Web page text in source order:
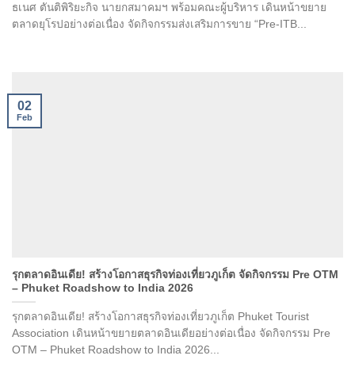
ธเนศ ตันติพิริยะกิจ นายกสมาคมฯ พร้อมคณะผู้บริหาร เดินหน้าขยาย
ตลาดยุโรปอย่างต่อเนื่อง จัดกิจกรรมส่งเสริมการขาย “Pre-ITB...
รุกตลาดอินเดีย! สร้างโอกาสธุรกิจท่องเที่ยวภูเก็ต จัดกิจกรรม Pre OTM
– Phuket Roadshow to India 2026
รุกตลาดอินเดีย! สร้างโอกาสธุรกิจท่องเที่ยวภูเก็ต Phuket Tourist
Association เดินหน้าขยายตลาดอินเดียอย่างต่อเนื่อง จัดกิจกรรม Pre
OTM – Phuket Roadshow to India 2026...
02
Feb